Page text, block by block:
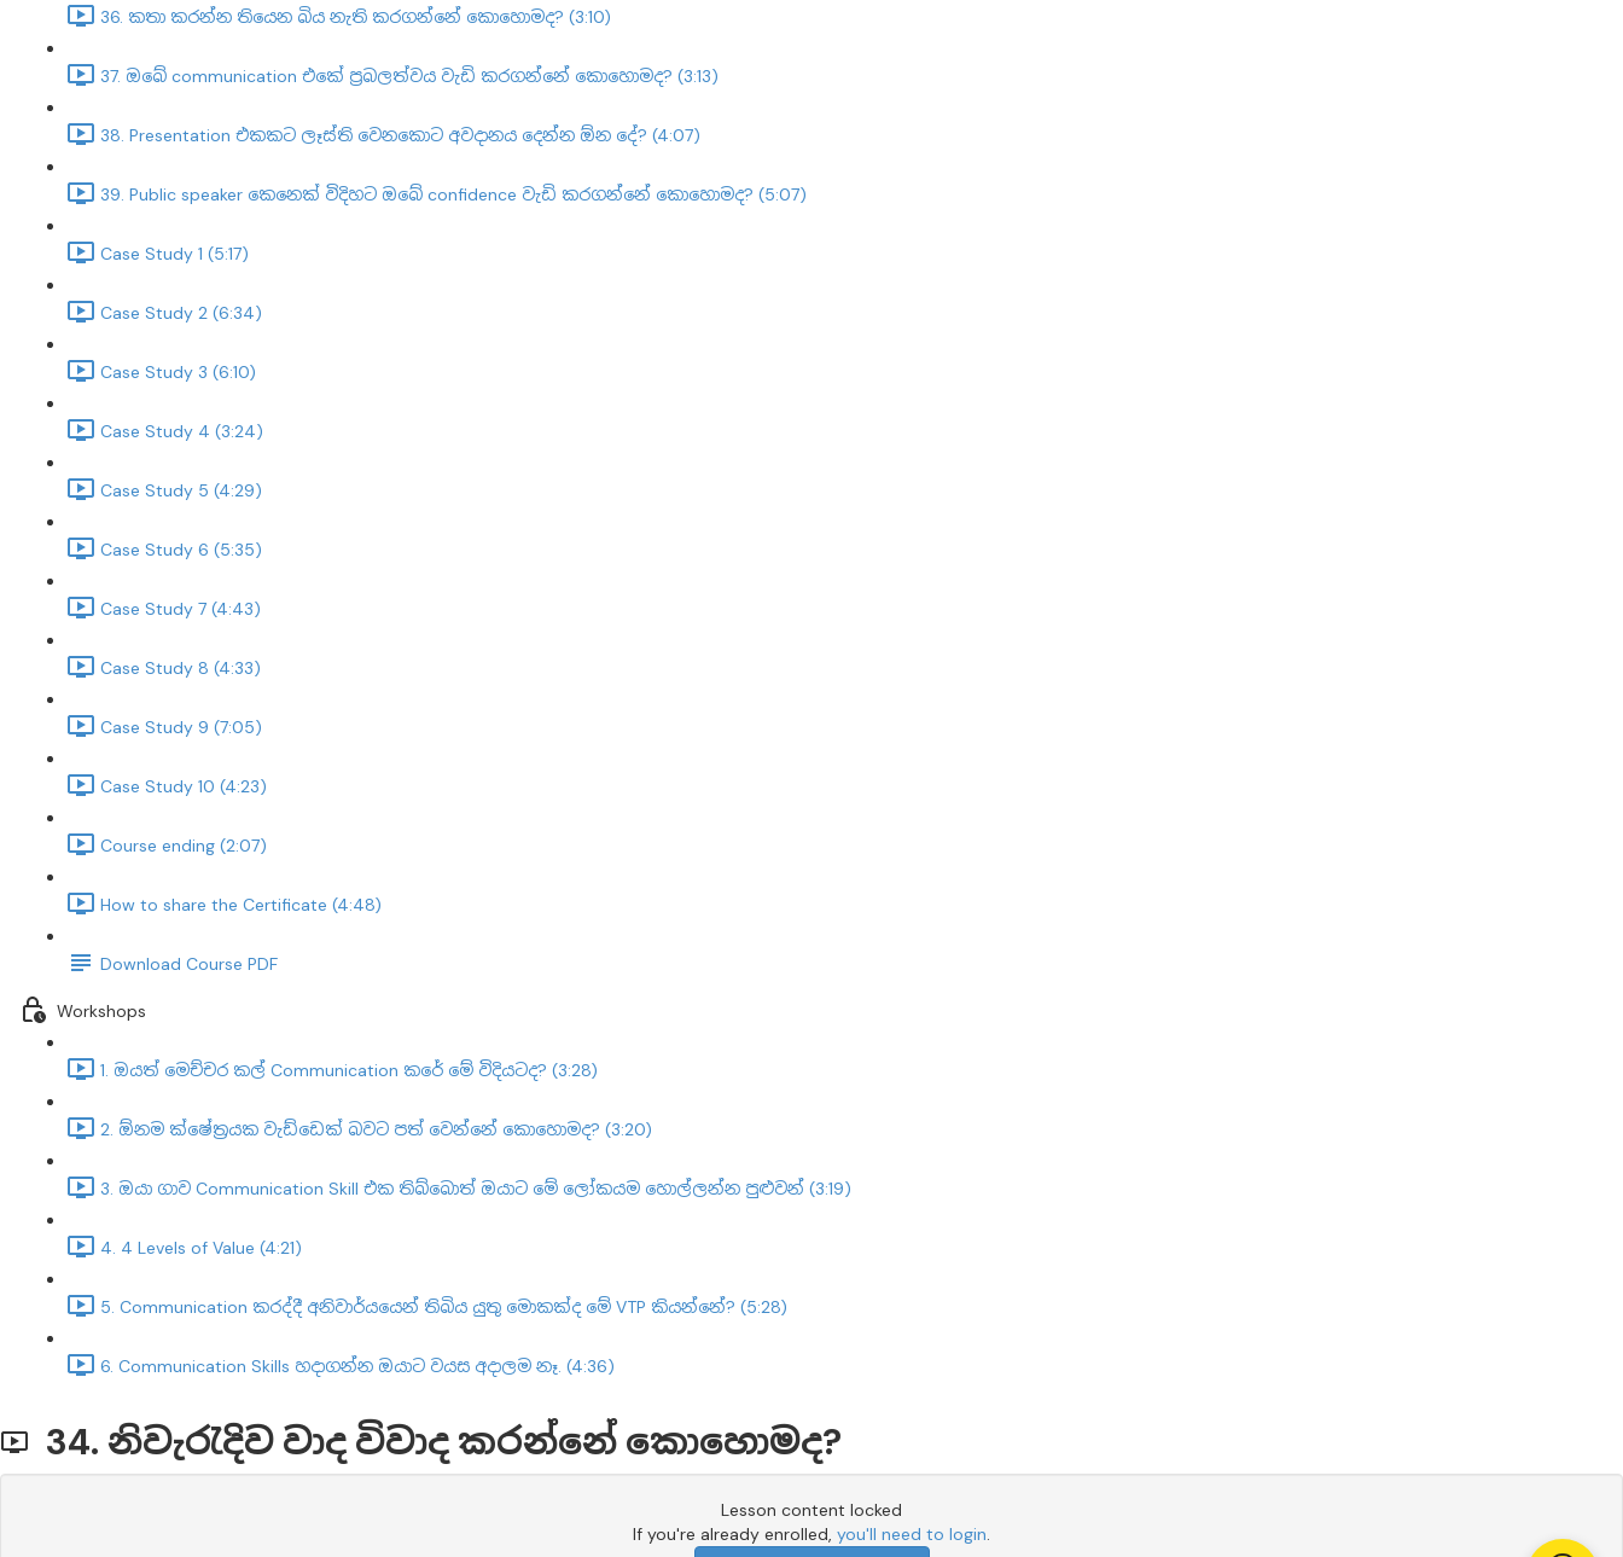
36. කතා කරන්න තියෙන බිය නැති කරගන්නේ කොහොමද? (3:10)
37. ඔබේ communication එකේ ප්‍රබලත්වය වැඩි කරගන්නේ කොහොමද? (3:13)
38. Presentation එකකට ලෑස්ති වෙනකොට අවදානය දෙන්න ඕන දේ? (4:07)
39. Public speaker කෙනෙක් විදිහට ඔබේ confidence වැඩි කරගන්නේ කොහොමද? (5:07)
Case Study 1 (5:17)
Case Study 2 (6:34)
Case Study 3 (6:10)
Case Study 4 (3:24)
Case Study 5 (4:29)
Case Study 6 (5:35)
Case Study 7 (4:43)
Case Study 8 (4:33)
Case Study 9 (7:05)
Case Study 10 (4:23)
Course ending (2:07)
How to share the Certificate (4:48)
Download Course PDF
Workshops
1. ඔයත් මෙච්චර කල් Communication කරේ මේ විදියටද? (3:28)
2. ඕනම ක්ෂේත්‍රයක වැඩ්ඩෙක් බවට පත් වෙන්නේ කොහොමද? (3:20)
3. ඔයා ගාව Communication Skill එක තිබ්බොත් ඔයාට මේ ලෝකයම හොල්ලන්න පුළුවන් (3:19)
4. 4 Levels of Value (4:21)
5. Communication කරද්දී අනිවාර්යයෙන් තිබිය යුතු මොකක්ද මේ VTP කියන්නේ? (5:28)
6. Communication Skills හදාගන්න ඔයාට වයස අදාලම නෑ. (4:36)
34. නිවැරැදිව වාද විවාද කරන්නේ කොහොමද?
Lesson content locked
If you're already enrolled, you'll need to login.